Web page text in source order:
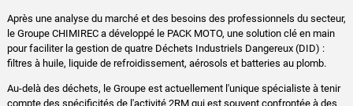
Après une analyse du marché et des besoins des professionnels du secteur,
le Groupe CHIMIREC a développé le PACK MOTO, une solution clé en main
pour faciliter la gestion de quatre Déchets Industriels Dangereux (DID) :
filtres à huile, liquide de refroidissement, aérosols et batteries au plomb.
Au-delà des déchets, le Groupe est actuellement l'unique spécialiste à tenir
compte des spécificités de l'activité 2RM qui est souvent confrontée à des